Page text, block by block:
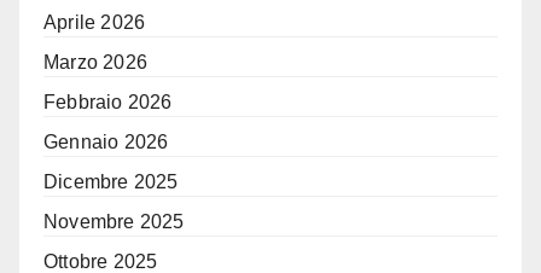
Aprile 2026
Marzo 2026
Febbraio 2026
Gennaio 2026
Dicembre 2025
Novembre 2025
Ottobre 2025